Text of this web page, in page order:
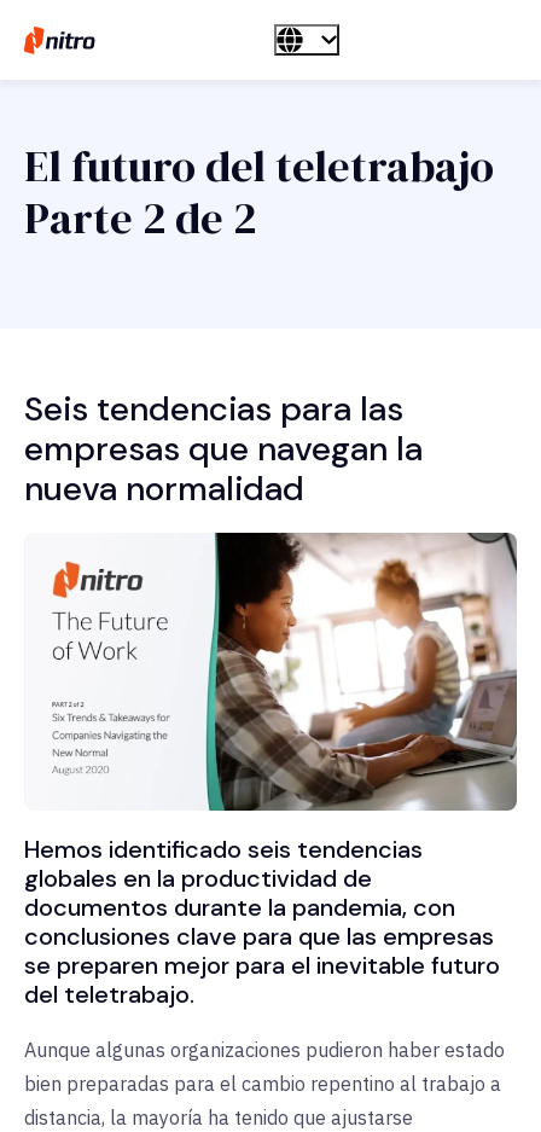
El futuro del teletrabajo
Parte 2 de 2
Seis tendencias para las
empresas que navegan la
nueva normalidad
Hemos identificado seis tendencias
globales en la productividad de
documentos durante la pandemia, con
conclusiones clave para que las empresas
se preparen mejor para el inevitable futuro
del teletrabajo.
Aunque algunas organizaciones pudieron haber estado
bien preparadas para el cambio repentino al trabajo a
distancia, la mayoría ha tenido que ajustarse